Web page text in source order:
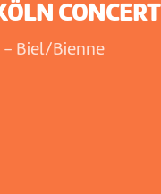
CONCERT
- Biel/Bienne